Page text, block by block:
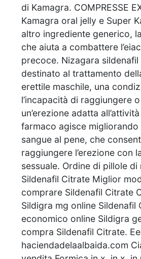
di Kamagra. COMPRESSE
Kamagra oral jelly e Super
altro ingrediente generico,
che aiuta a combattere
precoce. Nizagara
destinato al trattamento
erettile maschile, una
l’incapacità di raggiungere
un’erezione adatta
farmaco agisce migliorando
sangue al pene, che
raggiungere l’erezione con
sessuale. Ordine di pillole di
Sildenafil Citrate Miglior
comprare Sildenafil Citrate
Sildigra mg online Sildenafil
economico online Sildigra
compra Sildenafil Citrate.
haciendadelaalbaida.com